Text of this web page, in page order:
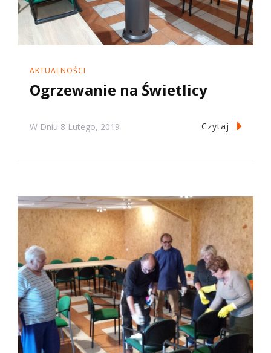
AKTUALNOŚCI
Ogrzewanie na Świetlicy
W Dniu 8 Lutego, 2019 Czytaj